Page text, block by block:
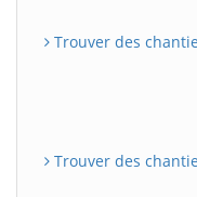
Trouver des
Trouver des